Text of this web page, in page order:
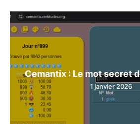
Cemantix : Le mot secret
1 janvier 2026